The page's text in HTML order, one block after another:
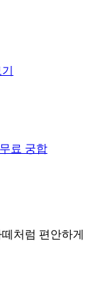
료 궁합
처럼 편안하게